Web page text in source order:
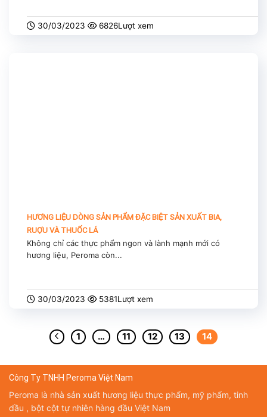
30/03/2023 6826Lượt xem
HƯƠNG LIỆU DÒNG SẢN PHẨM ĐẶC BIỆT SẢN XUẤT BIA,
RUỢU VÀ THUỐC LÁ
Không chỉ các thực phẩm ngon và lành mạnh mới có
hương liệu, Peroma còn...
30/03/2023 5381Lượt xem
1 … 11 12 13 14
Công Ty TNHH Peroma Việt Nam
Peroma là nhà sản xuất hương liệu thực phẩm, mỹ phẩm, tinh
dầu , bột cột tự nhiên hàng đầu Việt Nam